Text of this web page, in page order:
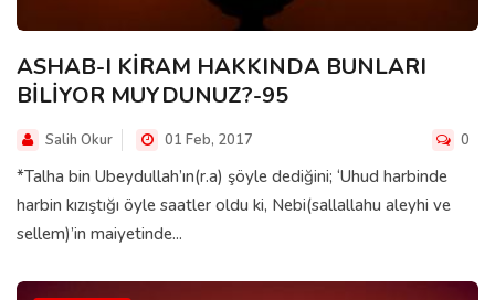
ASHAB-I KİRAM HAKKINDA BUNLARI
BİLİYOR MUYDUNUZ?-95
Salih Okur 01 Feb, 2017 0
*Talha bin Ubeydullah’ın(r.a) şöyle dediğini; ‘Uhud harbinde
harbin kızıştığı öyle saatler oldu ki, Nebi(sallallahu aleyhi ve
sellem)’in maiyetinde...